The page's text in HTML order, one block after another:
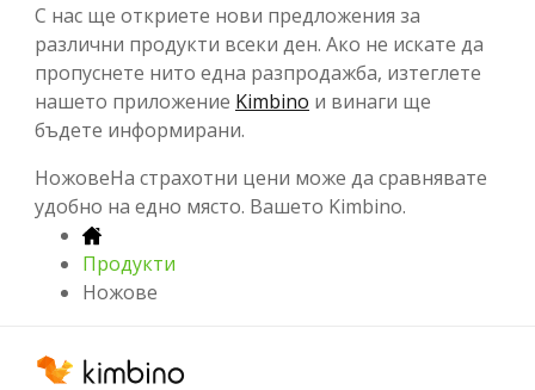
С нас ще откриете нови предложения за
различни продукти всеки ден. Ако не искате да
пропуснете нито една разпродажба, изтеглете
нашето приложение Kimbino и винаги ще
бъдете информирани.
НожовеНа страхотни цени може да сравнявате
удобно на едно място. Вашето Kimbino.
Продукти
Ножове